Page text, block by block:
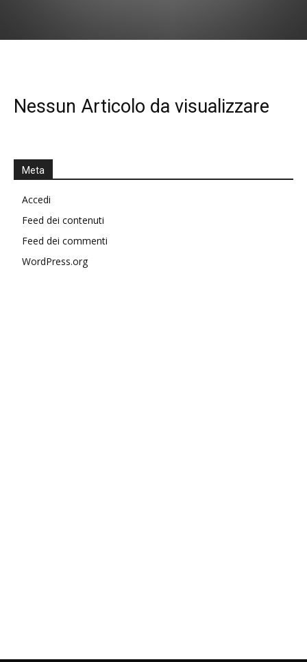
Nessun Articolo da visualizzare
Meta
Accedi
Feed dei contenuti
Feed dei commenti
WordPress.org